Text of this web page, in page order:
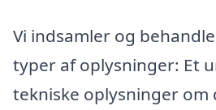
Vi indsamler og
typer af oplysninger: Et
tekniske oplysninger om